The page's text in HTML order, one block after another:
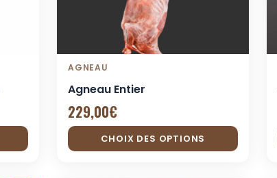
AGNEAU
Agneau Entier
229,00€
CHOIX DES OPTIONS